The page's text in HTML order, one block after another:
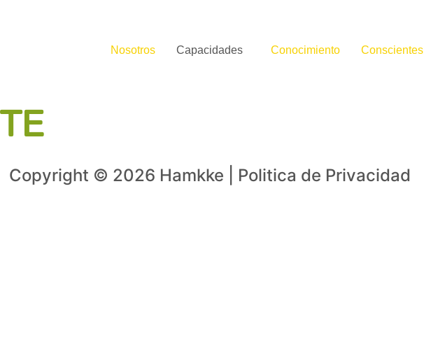
Nosotros Capacidades Conocimiento Conscientes
Copyright © 2026 Hamkke | Politica de Privacidad